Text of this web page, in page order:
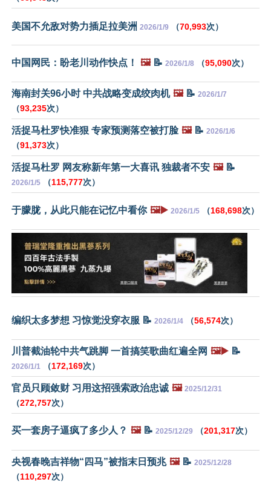
美国不允敌对势力插足拉美洲 2026/1/9 （70,993次）
中国网民：盼老川动作快点！ 🖼️📝 2026/1/8 （95,090次）
海南封关96小时 中共战略变成绞肉机 🖼️📝 2026/1/7
（93,235次）
活捉马杜罗快准狠 专家预测落空被打脸 🖼️📝 2026/1/6
（91,373次）
活捉马杜罗 网友称新年第一大喜讯 独裁者不安 🖼️📝
2026/1/5 （115,777次）
于朦胧，从此只能在记忆中看你 🖼️▶️ 2026/1/5 （168,698次）
编织太多梦想 习惊觉没穿衣服 📝 2026/1/4 （56,574次）
川普截油轮中共气跳脚 一首搞笑歌曲红遍全网 🖼️▶️ 📝
2026/1/1 （172,169次）
官员只顾敛财 习用这招强索政治忠诚 🖼️ 2025/12/31
（272,757次）
买一套房子逼疯了多少人？ 🖼️📝 2025/12/29 （201,317次）
央视春晚吉祥物“四马”被指末日预兆 🖼️📝 2025/12/28
（110,297次）